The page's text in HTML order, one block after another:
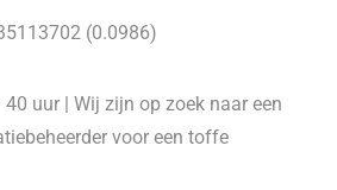
(0.0986)
uur | Wij zijn op zoek naar een
voor een toffe